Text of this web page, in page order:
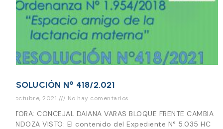
RESOLUCIÓN N° 418/2.021
26 octubre, 2021 No hay comentarios
AUTORA: CONCEJAL DAIANA VARAS BLOQUE FRENTE CAMBIA
MENDOZA VISTO: El contenido del Expediente N° 5.035 HC